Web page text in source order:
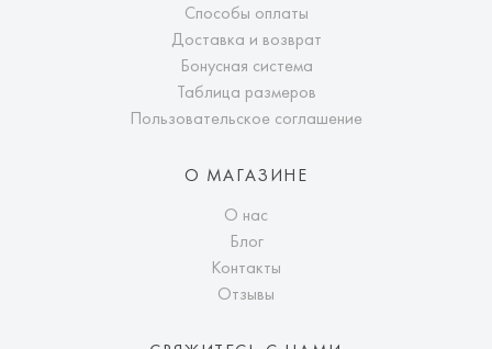
Способы оплаты
Доставка и возврат
Бонусная система
Таблица размеров
Пользовательское соглашение
О МАГАЗИНЕ
О нас
Блог
Контакты
Отзывы